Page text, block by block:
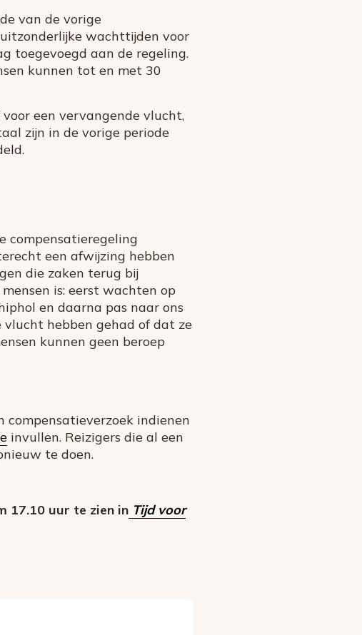
van de vorige
wachttijden voor
toegevoegd aan de regeling.
kunnen tot en met 30
een vervangende vlucht,
zijn in de vorige periode
compensatieregeling
een afwijzing hebben
die zaken terug bij
is: eerst wachten op
en daarna pas naar ons
hebben gehad of dat ze
kunnen geen beroep
compensatieverzoek indienen
invullen. Reizigers die al een
te doen.
17.10 uur te zien in Tijd voor